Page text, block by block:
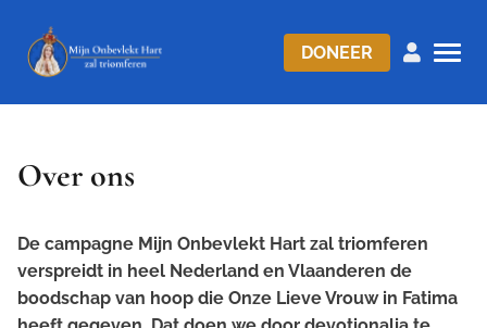
DONEER
Over ons
De campagne Mijn Onbevlekt Hart zal triomferen
verspreidt in heel Nederland en Vlaanderen de
boodschap van hoop die Onze Lieve Vrouw in Fatima